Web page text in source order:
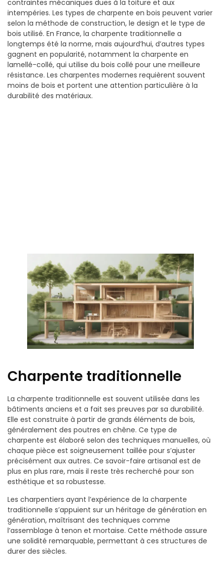
contraintes mécaniques dues à la toiture et aux
intempéries. Les types de charpente en bois peuvent varier
selon la méthode de construction, le design et le type de
bois utilisé. En France, la charpente traditionnelle a
longtemps été la norme, mais aujourd’hui, d’autres types
gagnent en popularité, notamment la charpente en
lamellé-collé, qui utilise du bois collé pour une meilleure
résistance. Les charpentes modernes requièrent souvent
moins de bois et portent une attention particulière à la
durabilité des matériaux.
Charpente traditionnelle
La charpente traditionnelle est souvent utilisée dans les
bâtiments anciens et a fait ses preuves par sa durabilité.
Elle est construite à partir de grands éléments de bois,
généralement des poutres en chêne. Ce type de
charpente est élaboré selon des techniques manuelles, où
chaque pièce est soigneusement taillée pour s’ajuster
précisément aux autres. Ce savoir-faire artisanal est de
plus en plus rare, mais il reste très recherché pour son
esthétique et sa robustesse.
Les charpentiers ayant l’expérience de la charpente
traditionnelle s’appuient sur un héritage de génération en
génération, maîtrisant des techniques comme
l’assemblage à tenon et mortaise. Cette méthode assure
une solidité remarquable, permettant à ces structures de
durer des siècles.